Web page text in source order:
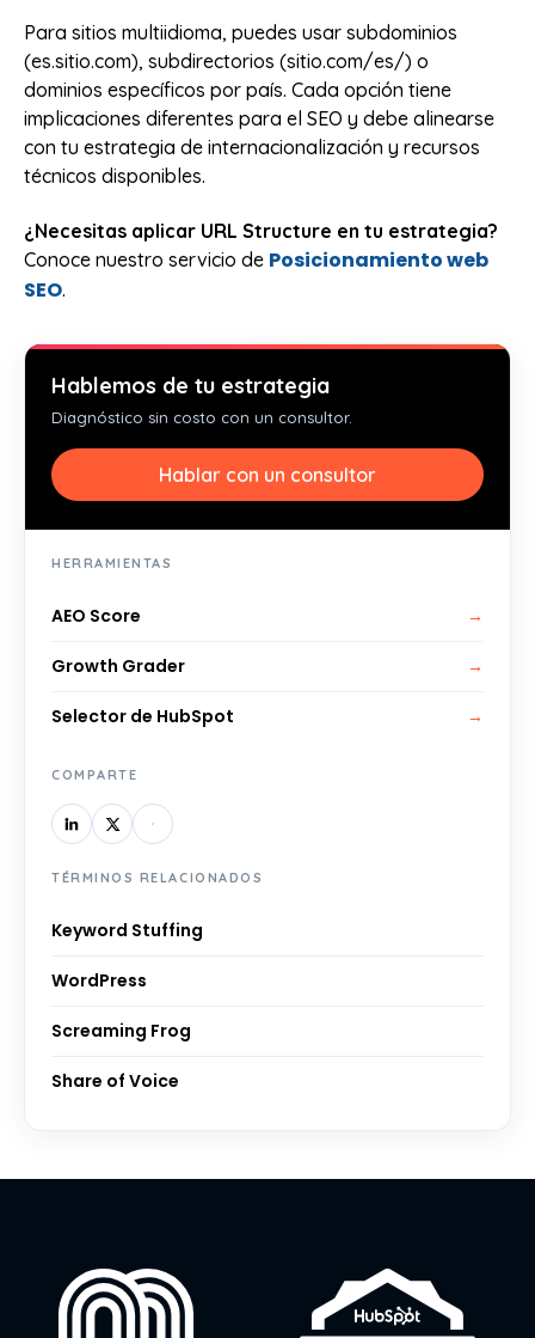
Para sitios multiidioma, puedes usar subdominios
(es.sitio.com), subdirectorios (sitio.com/es/) o
dominios específicos por país. Cada opción tiene
implicaciones diferentes para el SEO y debe alinearse
con tu estrategia de internacionalización y recursos
técnicos disponibles.
¿Necesitas aplicar URL Structure en tu estrategia?
Conoce nuestro servicio de Posicionamiento web
SEO.
Hablemos de tu estrategia
Diagnóstico sin costo con un consultor.
Hablar con un consultor
HERRAMIENTAS
AEO Score →
Growth Grader →
Selector de HubSpot →
COMPARTE
TÉRMINOS RELACIONADOS
Keyword Stuffing
WordPress
Screaming Frog
Share of Voice